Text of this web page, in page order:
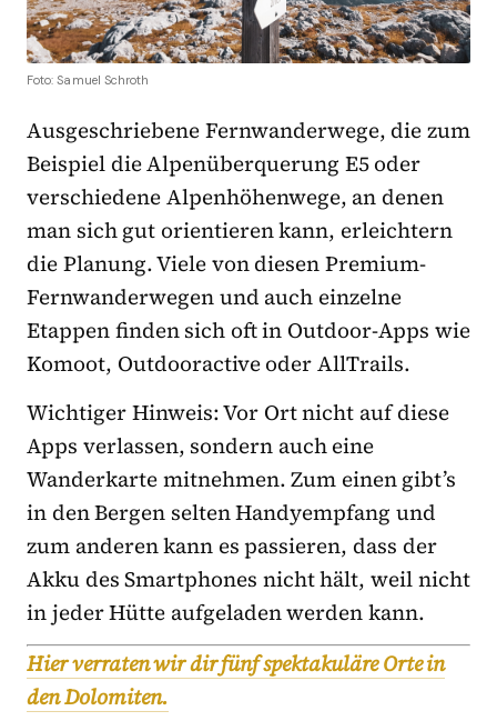
Foto: Samuel Schroth
Ausgeschriebene Fernwanderwege, die zum
Beispiel die Alpenüberquerung E5 oder
verschiedene Alpenhöhenwege, an denen
man sich gut orientieren kann, erleichtern
die Planung. Viele von diesen Premium-
Fernwanderwegen und auch einzelne
Etappen finden sich oft in Outdoor-Apps wie
Komoot, Outdooractive oder AllTrails.
Wichtiger Hinweis: Vor Ort nicht auf diese
Apps verlassen, sondern auch eine
Wanderkarte mitnehmen. Zum einen gibt’s
in den Bergen selten Handyempfang und
zum anderen kann es passieren, dass der
Akku des Smartphones nicht hält, weil nicht
in jeder Hütte aufgeladen werden kann.
Hier verraten wir dir fünf spektakuläre Orte in
den Dolomiten.